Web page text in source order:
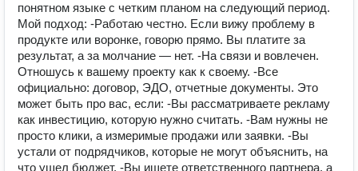
понятном языке с четким планом на следующий период.
Мой подход: -Работаю честно. Если вижу проблему в
продукте или воронке, говорю прямо. Вы платите за
результат, а за молчание — нет. -На связи и вовлечен.
Отношусь к вашему проекту как к своему. -Все
официально: договор, ЭДО, отчетные документы. Это
может быть про вас, если: -Вы рассматриваете рекламу
как инвестицию, которую нужно считать. -Вам нужны не
просто клики, а измеримые продажи или заявки. -Вы
устали от подрядчиков, которые не могут объяснить, на
что ушел бюджет. -Вы ищете ответственного партнера, а